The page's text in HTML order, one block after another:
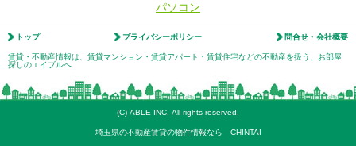
パソコン
トップ プライバシーポリシー 問合せ・会社概要
賃貸・不動産情報は、賃貸マンション・賃貸アパート・賃貸住宅などの不動産を扱う、お部屋
探しのエイブルへ
(C) ABLE INC. All rights reserved.
埼玉県の不動産賃貸の物件情報なら CHINTAI